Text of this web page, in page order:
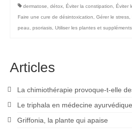
dermatose détox Éviter la constipation Éviter
Faire une cure de désintoxication
Gérer le stress
peau
psoriasis Utiliser les plantes et suppléments
Articles
La chimiothérapie provoque-t-elle
Le triphala en médecine ayurvédique
Griffonia, la plante qui apaise